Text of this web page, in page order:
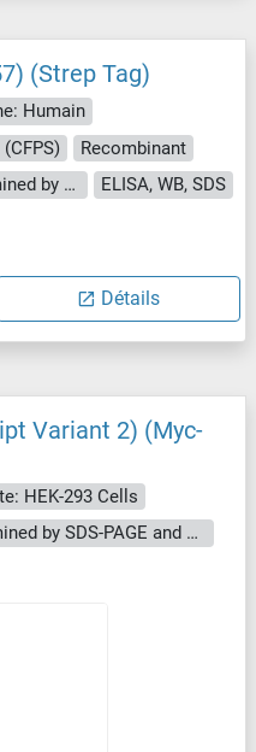
(Strep Tag)
Humain
Recombinant
approximately 70-80 % as determined by SDS PAGE, Western Blot and analytical SEC (HPLC).
ELISA, WB, SDS
Détails
Variant 2) (Myc-
HEK-293 Cells
> 80 % as determined by SDS-PAGE and Coomassie blue staining